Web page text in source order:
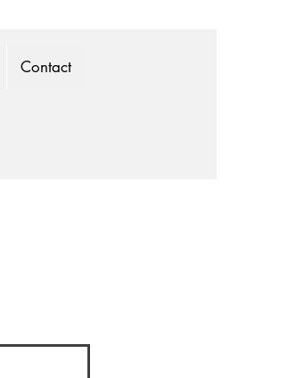
Contact